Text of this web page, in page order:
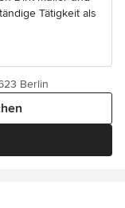
Tätigkeit als
Berlin